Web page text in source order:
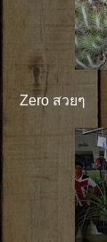
Zero สวยๆ